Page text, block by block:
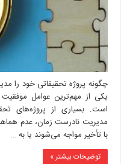
چگونه پروژه تحقیقاتی خود را
یکی از مهم‌ترین عوامل
است. بسیاری از پروژه‌های
مدیریت نادرست زمان، عدم
با تأخیر مواجه می‌شوند یا به …
توضیحات بیشتر »